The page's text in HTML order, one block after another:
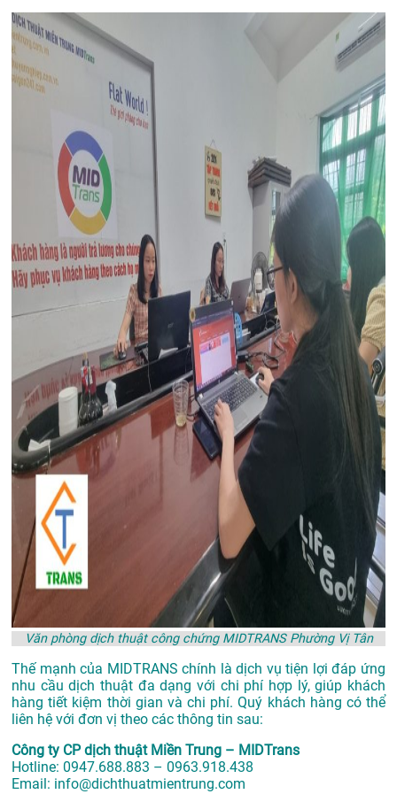
Văn phòng dịch thuật công chứng MIDTRANS Phường Vị Tân
Thế mạnh của MIDTRANS chính là dịch vụ tiện lợi đáp ứng
nhu cầu dịch thuật đa dạng với chi phí hợp lý, giúp khách
hàng tiết kiệm thời gian và chi phí. Quý khách hàng có thể
liên hệ với đơn vị theo các thông tin sau:
Công ty CP dịch thuật Miền Trung – MIDTrans
Hotline: 0947.688.883 – 0963.918.438
Email: info@dichthuatmientrung.com